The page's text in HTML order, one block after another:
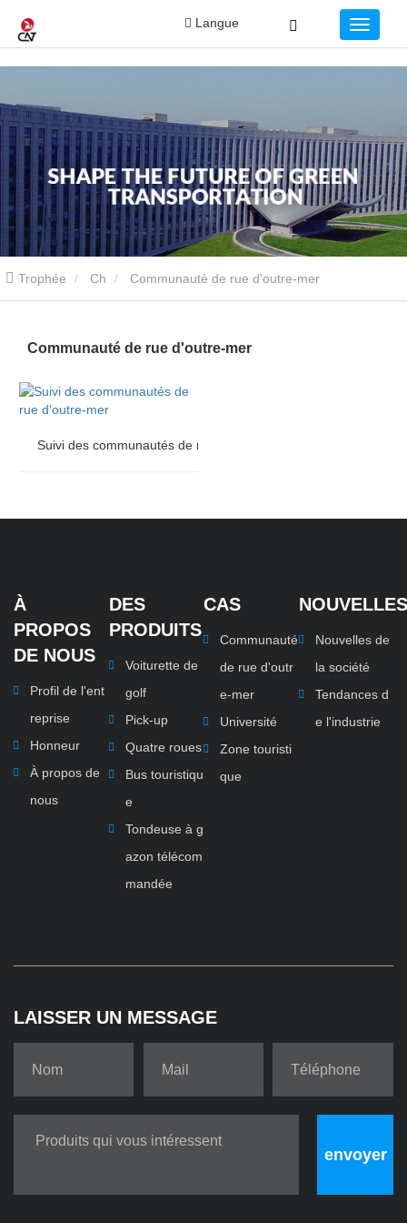
Langue
Trophée Ch Communauté de rue d'outre-mer
Communauté de rue d'outre-mer
Suivi des communautés de rue d'outre-mer
À
PROPOS
DE NOUS
Profil de l'ent
reprise
Honneur
À propos de
nous
DES
PRODUITS
Voiturette de
golf
Pick-up
Quatre roues
Bus touristiqu
e
Tondeuse à g
azon télécom
mandée
CAS
Communauté
de rue d'outr
e-mer
Université
Zone touristi
que
NOUVELLES
Nouvelles de
la société
Tendances d
e l'industrie
LAISSER UN MESSAGE
envoyer